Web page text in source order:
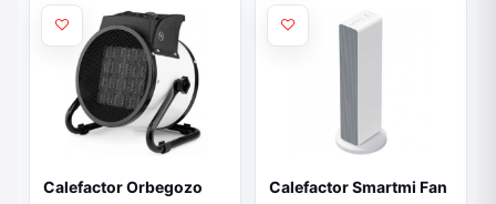
Calefactor Orbegozo
Calefactor Smartmi Fan